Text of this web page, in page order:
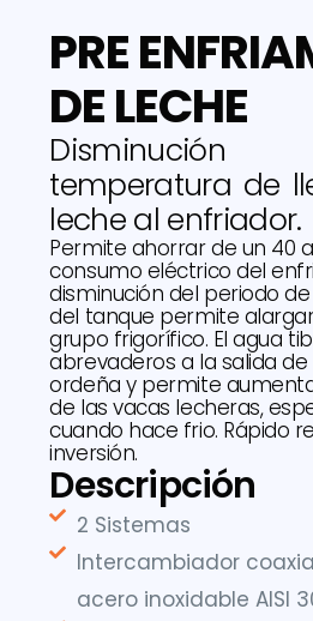
PRE
DE LECHE
temperatura de
leche al enfriador.
Permite ahorrar de un 40
consumo eléctrico del
disminución del periodo
del tanque permite
grupo frigorífico. El agua
abrevaderos a la salida
ordeña y permite
de las vacas lecheras,
cuando hace frio. Rápido
inversión.
Descripción
2 Sistemas
Intercambiador
acero inoxidable AISI